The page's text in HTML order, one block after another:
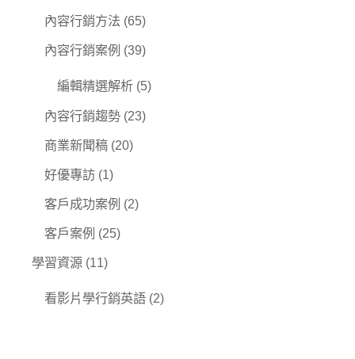
內容行銷方法 (65)
內容行銷案例 (39)
編輯精選解析 (5)
內容行銷趨勢 (23)
商業新聞稿 (20)
好優專訪 (1)
客戶成功案例 (2)
客戶案例 (25)
學習資源 (11)
看影片學行銷英語 (2)